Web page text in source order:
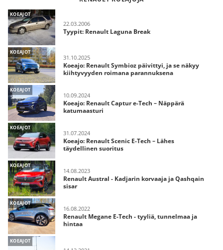
KOEAJOT
22.03.2006
Tyypit: Renault Laguna Break
KOEAJOT
31.10.2025
Koeajo: Renault Symbioz päivittyi, ja se näkyy
kiihtyvyyden roimana parannuksena
KOEAJOT
10.09.2024
Koeajo: Renault Captur e-Tech – Näppärä
katumaasturi
KOEAJOT
31.07.2024
Koeajo: Renault Scenic E-Tech – Lähes
täydellinen suoritus
KOEAJOT
14.08.2023
Renault Austral - Kadjarin korvaaja ja Qashqain
sisar
KOEAJOT
16.08.2022
Renault Megane E-Tech - tyyliä, tunnelmaa ja
hintaa
KOEAJOT